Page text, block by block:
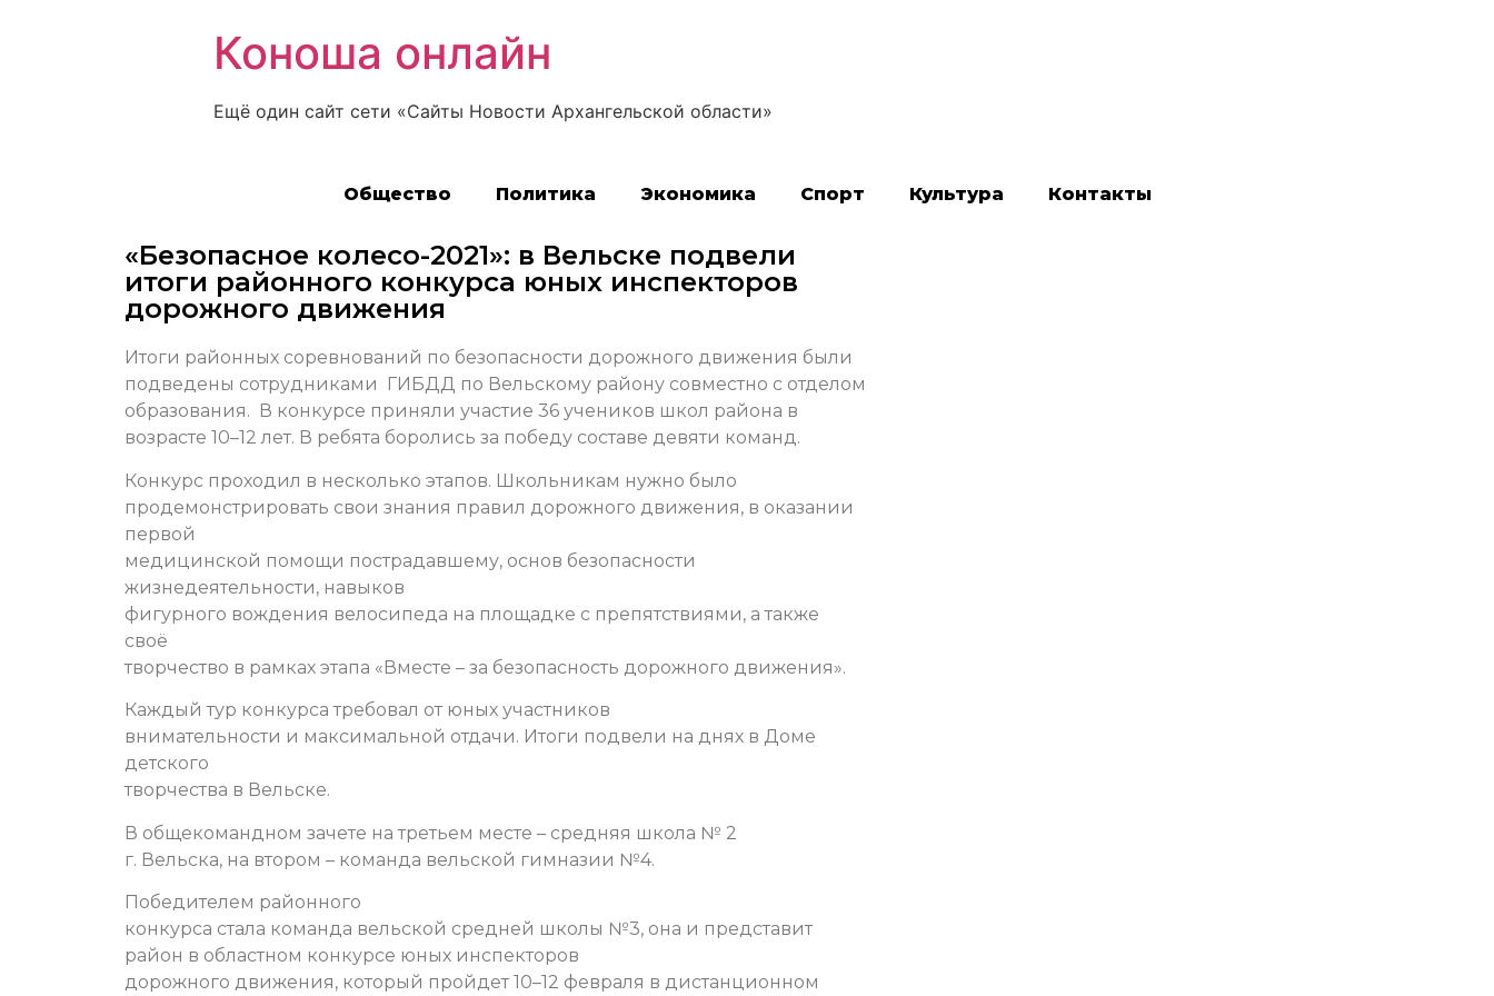
Коноша онлайн
Ещё один сайт сети «Сайты Новости Архангельской области»
Общество Политика Экономика Спорт Культура Контакты
«Безопасное колесо-2021»: в Вельске подвели
итоги районного конкурса юных инспекторов
дорожного движения
Итоги районных соревнований по безопасности дорожного движения были
подведены сотрудниками ГИБДД по Вельскому району совместно с отделом
образования. В конкурсе приняли участие 36 учеников школ района в
возрасте 10–12 лет. В ребята боролись за победу составе девяти команд.
Конкурс проходил в несколько этапов. Школьникам нужно было
продемонстрировать свои знания правил дорожного движения, в оказании
первой
медицинской помощи пострадавшему, основ безопасности
жизнедеятельности, навыков
фигурного вождения велосипеда на площадке с препятствиями, а также
своё
творчество в рамках этапа «Вместе – за безопасность дорожного движения».
Каждый тур конкурса требовал от юных участников
внимательности и максимальной отдачи. Итоги подвели на днях в Доме
детского
творчества в Вельске.
В общекомандном зачете на третьем месте – средняя школа № 2
г. Вельска, на втором – команда вельской гимназии №4.
Победителем районного
конкурса стала команда вельской средней школы №3, она и представит
район в областном конкурсе юных инспекторов
дорожного движения, который пройдет 10–12 февраля в дистанционном